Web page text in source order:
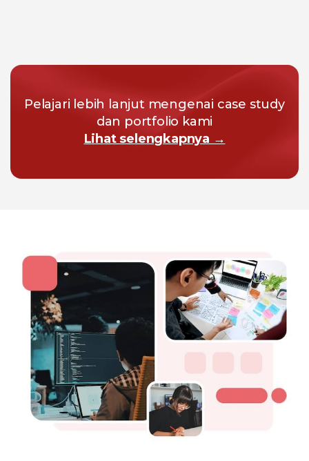
Pelajari lebih lanjut mengenai case study
dan portfolio kami
Lihat selengkapnya →